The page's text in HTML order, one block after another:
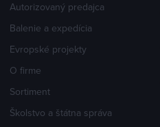
Autorizovaný predajca
Balenie a expedícia
Evropské projekty
O firme
Sortiment
Školstvo a štátna správa